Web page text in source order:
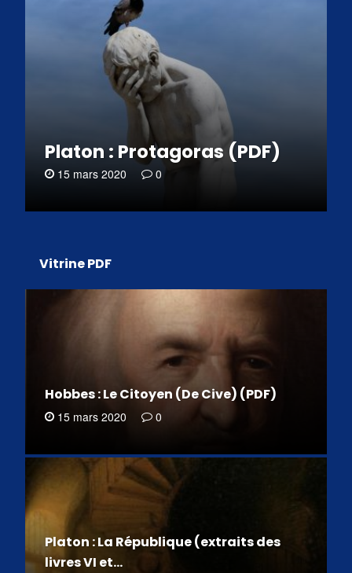
Platon : Protagoras (PDF)
15 mars 2020 0
Vitrine PDF
Hobbes : Le Citoyen (De Cive) (PDF)
15 mars 2020 0
Platon : La République (extraits des
livres VI et…